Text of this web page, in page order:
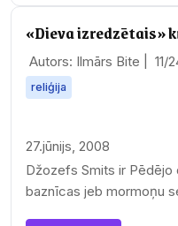
«Dieva izredzētais»
Autors: Ilmārs Bite | 11/
reliģija
27.jūnijs, 2008
Džozefs Smits ir
baznīcas jeb mormoņu